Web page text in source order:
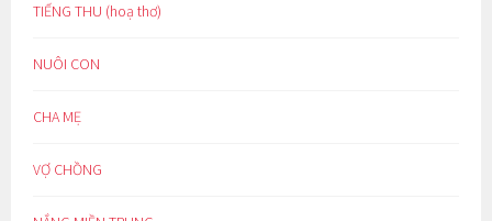
TIẾNG THU (hoạ thơ)
NUÔI CON
CHA MẸ
VỢ CHỒNG